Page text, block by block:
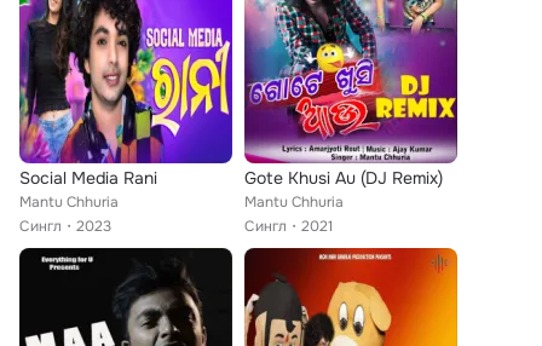
Social Media Rani
Mantu Chhuria
Сингл
2023
Gote Khusi Au (DJ Remix)
Mantu Chhuria
Сингл
2021